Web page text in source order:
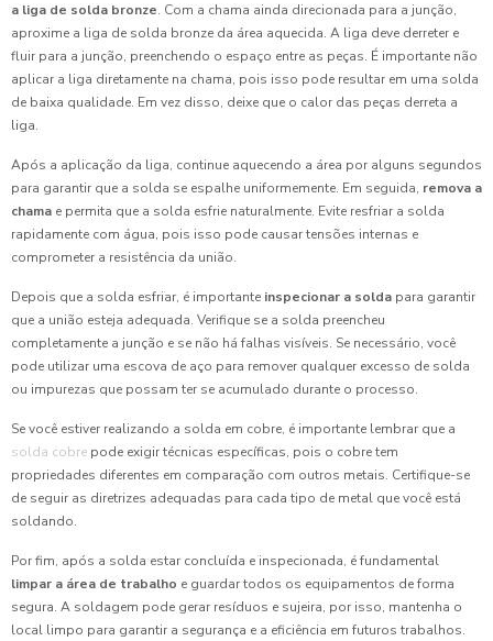
a liga de solda bronze. Com a chama ainda direcionada para a junção,
aproxime a liga de solda bronze da área aquecida. A liga deve derreter e
fluir para a junção, preenchendo o espaço entre as peças. É importante não
aplicar a liga diretamente na chama, pois isso pode resultar em uma solda
de baixa qualidade. Em vez disso, deixe que o calor das peças derreta a
liga.
Após a aplicação da liga, continue aquecendo a área por alguns segundos
para garantir que a solda se espalhe uniformemente. Em seguida, remova a
chama e permita que a solda esfrie naturalmente. Evite resfriar a solda
rapidamente com água, pois isso pode causar tensões internas e
comprometer a resistência da união.
Depois que a solda esfriar, é importante inspecionar a solda para garantir
que a união esteja adequada. Verifique se a solda preencheu
completamente a junção e se não há falhas visíveis. Se necessário, você
pode utilizar uma escova de aço para remover qualquer excesso de solda
ou impurezas que possam ter se acumulado durante o processo.
Se você estiver realizando a solda em cobre, é importante lembrar que a
solda cobre pode exigir técnicas específicas, pois o cobre tem
propriedades diferentes em comparação com outros metais. Certifique-se
de seguir as diretrizes adequadas para cada tipo de metal que você está
soldando.
Por fim, após a solda estar concluída e inspecionada, é fundamental
limpar a área de trabalho e guardar todos os equipamentos de forma
segura. A soldagem pode gerar resíduos e sujeira, por isso, mantenha o
local limpo para garantir a segurança e a eficiência em futuros trabalhos.